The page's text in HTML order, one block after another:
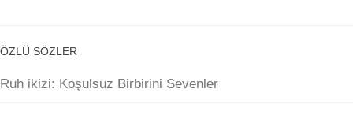
ÖZLÜ SÖZLER
Ruh ikizi: Koşulsuz Birbirini Sevenler